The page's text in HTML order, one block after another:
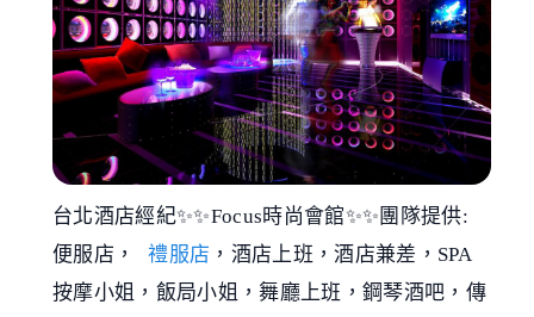
台北酒店經紀✨✨Focus時尚會館✨✨團隊提供:
便服店，
禮服店 ，酒店上班，酒店兼差，SPA
按摩小姐，飯局小姐，舞廳上班，鋼琴酒吧，傳